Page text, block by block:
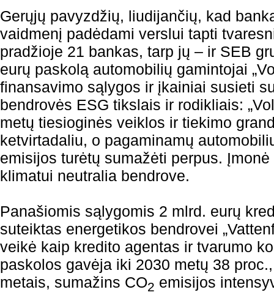
Gerųjų pavyzdžių, liudijančių, kad
vaidmenį padėdami verslui tapti
pradžioje 21 bankas, tarp jų – ir SEB
eurų paskolą automobilių gamintojai
finansavimo sąlygos ir įkainiai susieti
bendrovės ESG tikslais ir rodikliais:
metų tiesioginės veiklos ir tiekimo
ketvirtadaliu, o pagaminamų
emisijos turėtų sumažėti perpus.
klimatui neutralia bendrove.
Panašiomis sąlygomis 2 mlrd. eurų
suteiktas energetikos bendrovei
veikė kaip kredito agentas ir tvarumo
paskolos gavėja iki 2030 metų 38
metais, sumažins CO2 emisijos